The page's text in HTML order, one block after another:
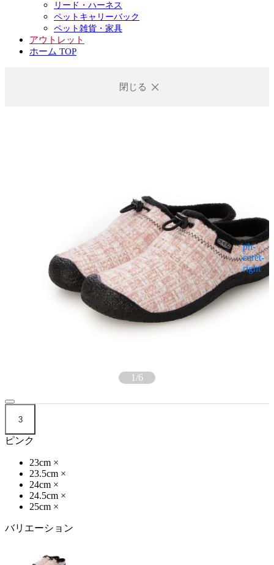
リード・ハーネス
ペットキャリーバック
ペット雑貨・家具
アウトレット
ホーム TOP
閉じる
1/6
3
ピンク
23cm ×
23.5cm ×
24cm ×
24.5cm ×
25cm ×
バリエーション